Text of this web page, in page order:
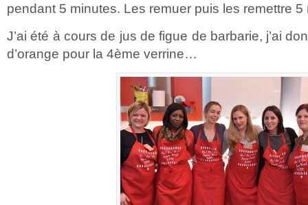
pendant 5 minutes. Les remuer puis les remettre 5
J’ai été à cours de jus de figue de barbarie, j’ai
d’orange pour la 4ème verrine…